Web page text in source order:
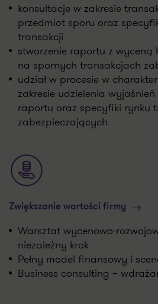
konsultacje w zakresie
przedmiot sporu oraz
transakcji
stworzenie raportu z wyceną
na spornych transakcjach
udział w procesie w
zakresie udzielenia
raportu oraz specyfiki rynku
zabezpieczających
Zwiększanie wartości firmy
Warsztat wycenowo-
niezależny krok
Pełny model finansowy i
Business consulting –